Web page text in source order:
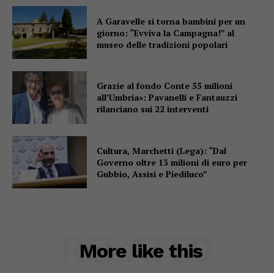
A Garavelle si torna bambini per un
giorno: “Evviva la Campagna!” al
museo delle tradizioni popolari
Grazie al fondo Conte 55 milioni
all’Umbria»: Pavanelli e Fantauzzi
rilanciano sui 22 interventi
Cultura, Marchetti (Lega): “Dal
Governo oltre 13 milioni di euro per
Gubbio, Assisi e Piediluco”
More like this
RELATED